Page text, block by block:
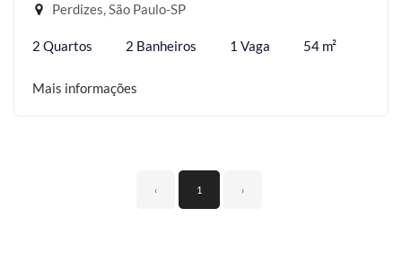
Perdizes, São Paulo-SP
2 Quartos 2 Banheiros 1 Vaga 54 m²
Mais informações
‹ 1 ›